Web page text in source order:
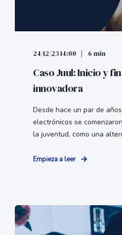
24/12/23 14:00 6 min
Caso Juul: Inicio y
innovadora
Desde hace un par de
electrónicos se
la juventud, como una
Empieza a leer